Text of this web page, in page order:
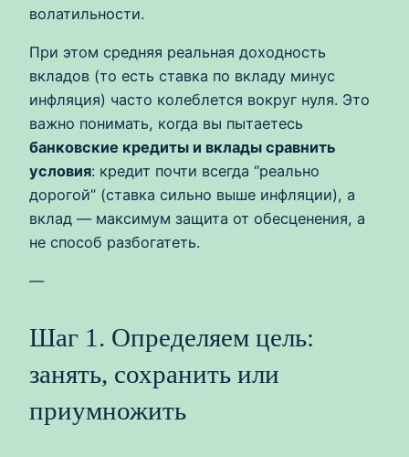
волатильности.
При этом средняя реальная доходность
вкладов (то есть ставка по вкладу минус
инфляция) часто колеблется вокруг нуля. Это
важно понимать, когда вы пытаетесь
банковские кредиты и вклады сравнить
условия: кредит почти всегда “реально
дорогой” (ставка сильно выше инфляции), а
вклад — максимум защита от обесценения, а
не способ разбогатеть.
—
Шаг 1. Определяем цель:
занять, сохранить или
приумножить